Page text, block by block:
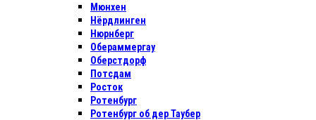
Мюнхен
Нёрдлинген
Нюрнберг
Обераммергау
Оберстдорф
Потсдам
Росток
Ротенбург
Ротенбург об дер Таубер